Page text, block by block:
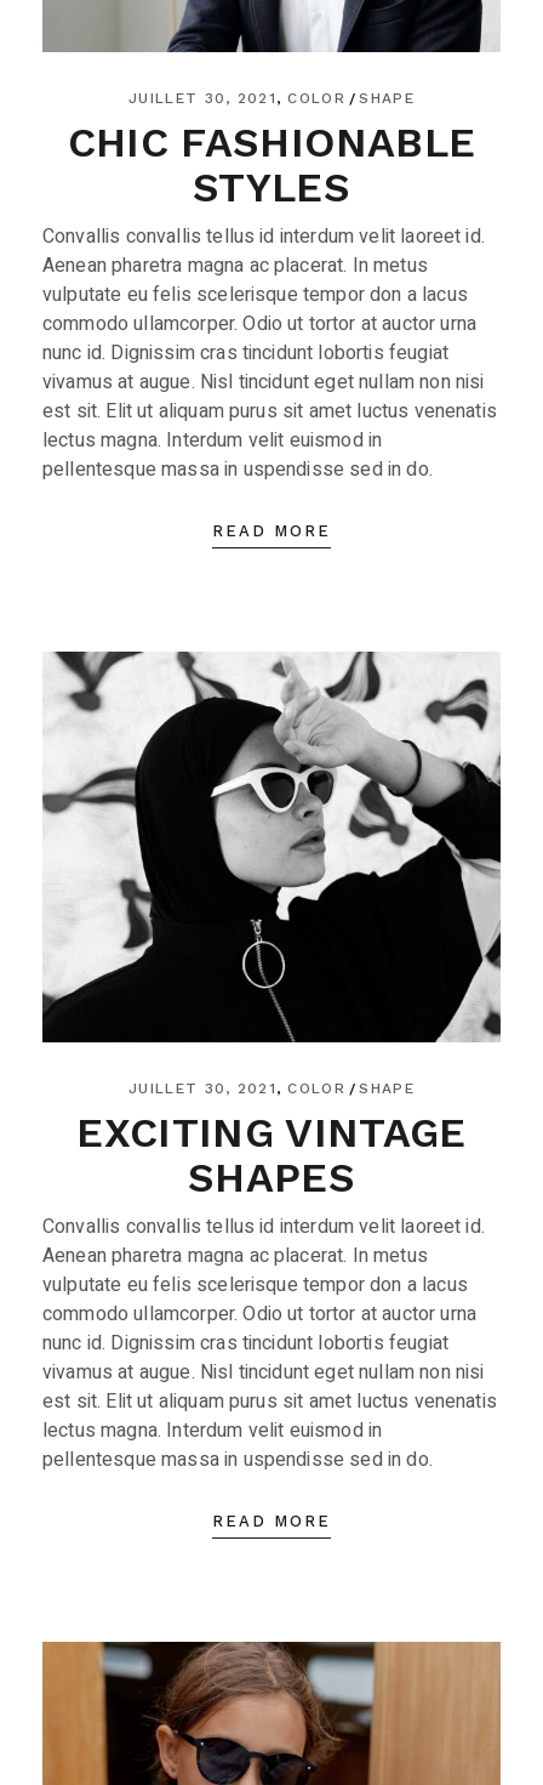
JUILLET 30, 2021 COLOR SHAPE
CHIC FASHIONABLE
STYLES
Convallis convallis tellus id interdum velit laoreet id.
Aenean pharetra magna ac placerat. In metus
vulputate eu felis scelerisque tempor don a lacus
commodo ullamcorper. Odio ut tortor at auctor urna
nunc id. Dignissim cras tincidunt lobortis feugiat
vivamus at augue. Nisl tincidunt eget nullam non nisi
est sit. Elit ut aliquam purus sit amet luctus venenatis
lectus magna. Interdum velit euismod in
pellentesque massa in uspendisse sed in do.
READ MORE
JUILLET 30, 2021 COLOR SHAPE
EXCITING VINTAGE
SHAPES
Convallis convallis tellus id interdum velit laoreet id.
Aenean pharetra magna ac placerat. In metus
vulputate eu felis scelerisque tempor don a lacus
commodo ullamcorper. Odio ut tortor at auctor urna
nunc id. Dignissim cras tincidunt lobortis feugiat
vivamus at augue. Nisl tincidunt eget nullam non nisi
est sit. Elit ut aliquam purus sit amet luctus venenatis
lectus magna. Interdum velit euismod in
pellentesque massa in uspendisse sed in do.
READ MORE